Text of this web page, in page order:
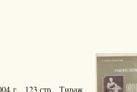
г. 123 стр. Тираж